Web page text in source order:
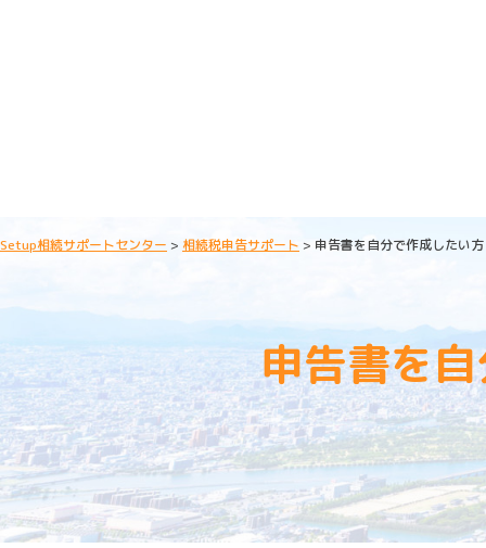
Setup相続サポートセンター > 相続税申告サポート > 申告書を自分で作成したい方
申告書を